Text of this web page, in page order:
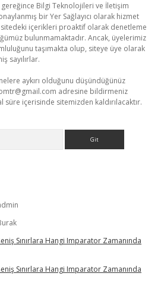
gereğince Bilgi Teknolojileri ve İletişim
bir Yer Sağlayıcı olarak hizmet
içerikleri proaktif olarak denetleme
bulunmamaktadır. Ancak, üyelerimiz
taşımakta olup, siteye üye olarak
sayılırlar.
aykırı olduğunu düşündüğünüz
adresine bildirmeniz
içerisinde sitemizden kaldırılacaktır.
Sınırlara Hangi Imparator Zamanında
Sınırlara Hangi Imparator Zamanında